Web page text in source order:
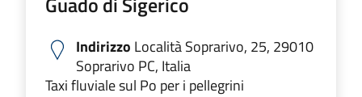
Indirizzo Località Soprarivo, 25, 29010
Soprarivo PC, Italia
Taxi fluviale sul Po per i pellegrini